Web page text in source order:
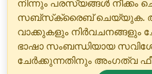
നിന്നും പരസ്യങ്ങൾ നീക്കം
സബ്‌സ്‌ക്രൈബ് ചെയ്യുക.
വാക്കുകളും നിർവചനങ്ങളും
ഭാഷാ സംബന്ധിയായ
ചേർക്കുന്നതിനും അംഗത്വ